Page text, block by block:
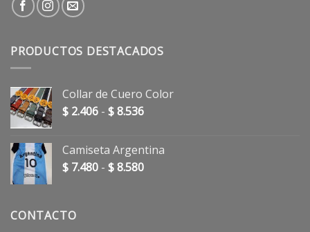
PRODUCTOS DESTACADOS
Collar de Cuero Color
$ 2.406 - $8.536Rango
desde
$ 2.406
Camiseta Argentina
$ 7.480 - $8.580Rango
CONTACTO